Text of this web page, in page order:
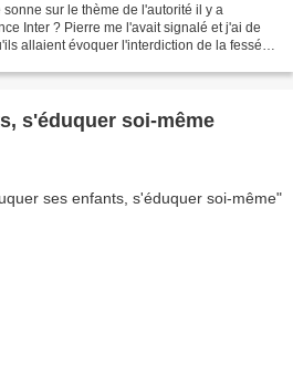
sur le thème de l'autorité il y a
Inter ? Pierre me l'avait signalé et j'ai de
allaient évoquer l'interdiction de la fessée
s'éduquer soi-même